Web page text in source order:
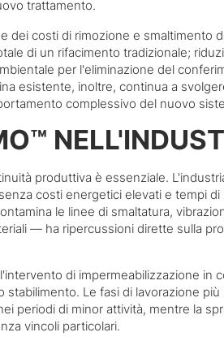
trattamento.
dei costi di rimozione e smaltimento
di un rifacimento tradizionale;
per l'eliminazione del
esistente, inoltre, continua a
complessivo del nuovo
produttiva è essenziale.
costi energetici elevati e tempi di
le linee di smaltatura,
— ha ripercussioni dirette sulla
di impermeabilizzazione in
Le fasi di lavorazione
periodi di minor attività, mentre la
vincoli particolari.